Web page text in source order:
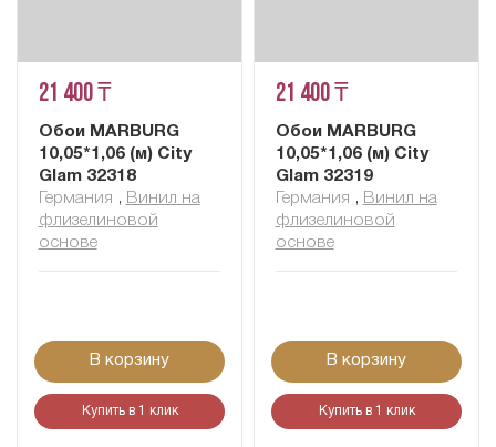
21 400 ₸
Обои MARBURG
10,05*1,06 (м) City
Glam 32318
Германия , Винил на
флизелиновой
основе
В корзину
Купить в 1 клик
21 400 ₸
Обои MARBURG
10,05*1,06 (м) City
Glam 32319
Германия , Винил на
флизелиновой
основе
В корзину
Купить в 1 клик